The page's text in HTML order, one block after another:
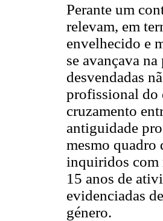
Perante um
relevam, em
envelhecido e
se avançava
desvendadas
profissional do
cruzamento
antiguidade
mesmo quadro
inquiridos com
15 anos de
evidenciadas
género.